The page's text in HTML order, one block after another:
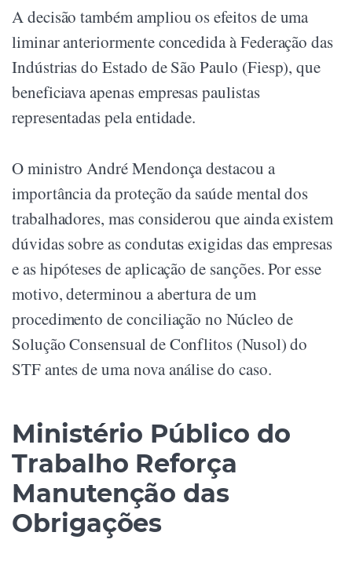
A decisão também ampliou os efeitos de uma
liminar anteriormente concedida à Federação das
Indústrias do Estado de São Paulo (Fiesp), que
beneficiava apenas empresas paulistas
representadas pela entidade.
O ministro André Mendonça destacou a
importância da proteção da saúde mental dos
trabalhadores, mas considerou que ainda existem
dúvidas sobre as condutas exigidas das empresas
e as hipóteses de aplicação de sanções. Por esse
motivo, determinou a abertura de um
procedimento de conciliação no Núcleo de
Solução Consensual de Conflitos (Nusol) do
STF antes de uma nova análise do caso.
Ministério Público do
Trabalho Reforça
Manutenção das
Obrigações